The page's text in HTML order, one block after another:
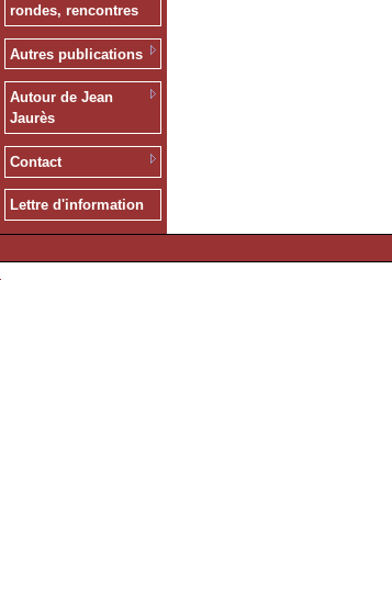
rondes, rencontres
Autres publications
Autour de Jean
Jaurès
Contact
Lettre d'information